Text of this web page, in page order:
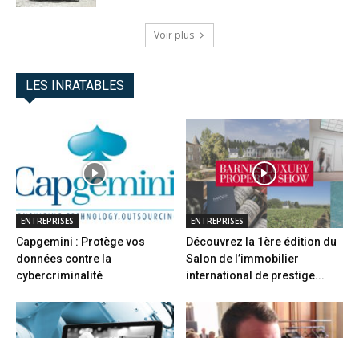
Voir plus
LES INRATABLES
ENTREPRISES
Capgemini : Protège vos
données contre la
cybercriminalité
ENTREPRISES
Découvrez la 1ère édition du
Salon de l’immobilier
international de prestige...